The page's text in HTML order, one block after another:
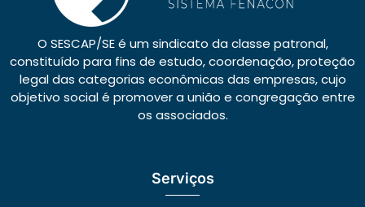
O SESCAP/SE é um sindicato da classe patronal,
constituído para fins de estudo, coordenação, proteção
legal das categorias econômicas das empresas, cujo
objetivo social é promover a união e congregação entre
os associados.
Serviços